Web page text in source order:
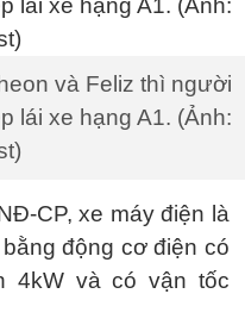
và Feliz thì người
lái xe hạng A1. (Ảnh:
CP, xe máy điện là
động cơ điện có
4kW và có vận tốc